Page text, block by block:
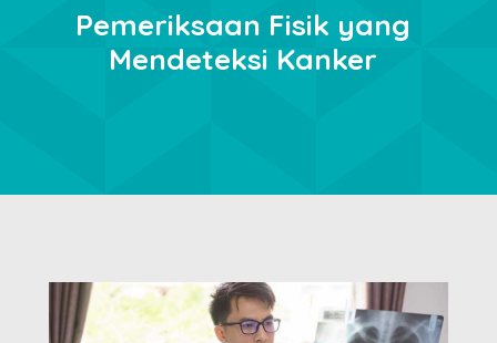
Pemeriksaan Fisik yang
Mendeteksi Kanker